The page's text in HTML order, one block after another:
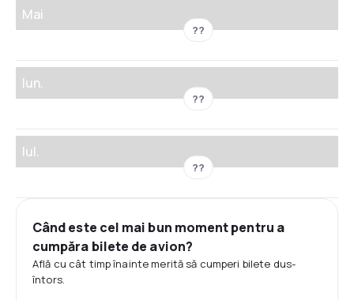
Mai
??
Iun.
??
Iul.
??
Când este cel mai bun moment pentru a
cumpăra bilete de avion?
Află cu cât timp înainte merită să cumperi bilete dus-
întors.